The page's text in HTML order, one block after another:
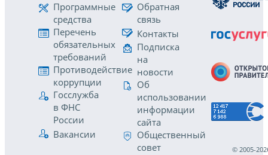
Программные
средства
Перечень
обязательных
требований
Противодействие
коррупции
Госслужба
в ФНС
России
Вакансии
Обратная
связь
Контакты
Подписка
на
новости
Об
использовании
информации
сайта
Общественный
совет
© 2005-